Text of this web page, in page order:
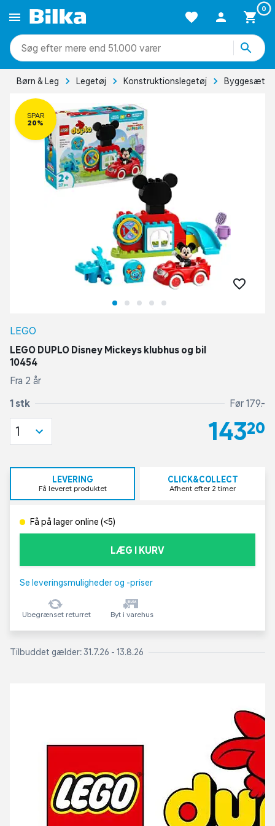
0
mere end 51.000 varer
Børn & Leg Legetøj Konstruktionslegetøj Byggesæt
SPAR
20%
LEGO
LEGO DUPLO Disney Mickeys klubhus og bil
10454
Fra 2 år
1 stk Før 179,-
143,20
1
LEVERING
Få leveret produktet
CLICK&COLLECT
Afhent efter 2 timer
Få på lager online (<5)
LÆG I KURV
Se leveringsmuligheder og -priser
Ubegrænset returret Byt i varehus
Tilbuddet gælder: 31.7.26 - 13.8.26